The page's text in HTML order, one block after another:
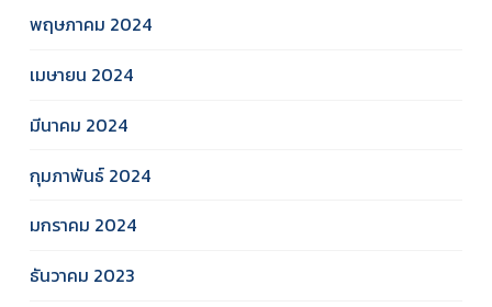
พฤษภาคม 2024
เมษายน 2024
มีนาคม 2024
กุมภาพันธ์ 2024
มกราคม 2024
ธันวาคม 2023